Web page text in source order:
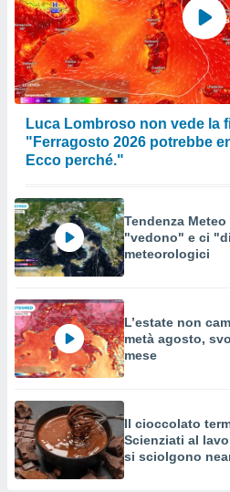
Luca Lombroso non vede la
"Ferragosto 2026 potrebbe
Ecco perché."
Tendenza
"vedono" e ci
meteorologici
L’estate non
metà agosto,
mese
Il cioccolato
Scienziati al
si sciolgono